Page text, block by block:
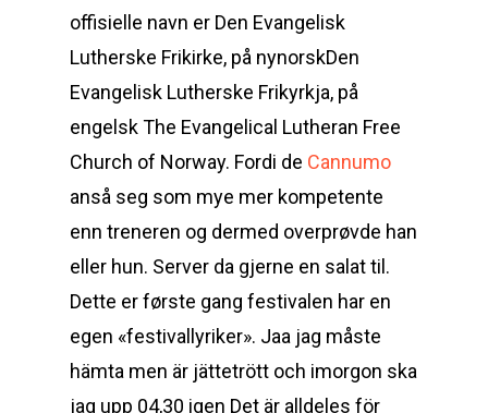
offisielle navn er Den Evangelisk
Lutherske Frikirke, på nynorskDen
Evangelisk Lutherske Frikyrkja, på
engelsk The Evangelical Lutheran Free
Church of Norway. Fordi de Cannumo
anså seg som mye mer kompetente
enn treneren og dermed overprøvde han
eller hun. Server da gjerne en salat til.
Dette er første gang festivalen har en
egen «festivallyriker». Jaa jag måste
hämta men är jättetrött och imorgon ska
jag upp 04,30 igen Det är alldeles för